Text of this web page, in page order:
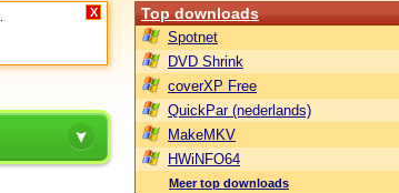
X Top downloads
Spotnet
DVD Shrink
coverXP Free
QuickPar (nederlands)
MakeMKV
HWiNFO64
Meer top downloads